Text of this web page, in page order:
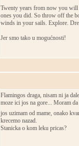
Twenty years from now you will
ones you did. So throw off the
winds in your sails. Explore.
Jer smo tako u mogućnosti!
Flamingos draga, nisam ni ja
moze ici jos na gore... Moram
jos uzimam od mame, onako
krecemo nazad.
Stanicka o kom leku pricas?